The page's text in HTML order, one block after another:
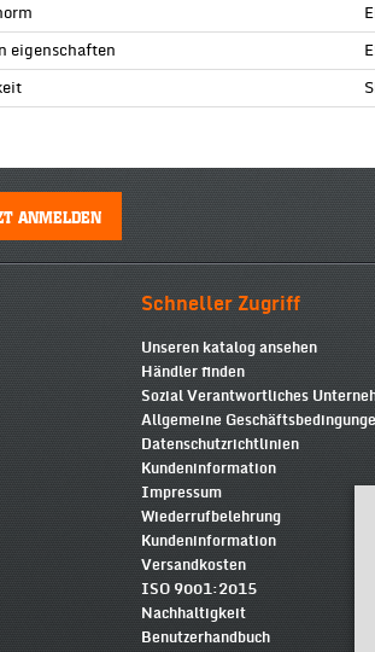
eigenschaften
ANMELDEN
Schneller Zugriff
Unseren katalog ansehen
Händler finden
Sozial Verantwortliches
Allgemeine
Datenschutzrichtlinien
Kundeninformation
Impressum
Wiederrufbelehrung
Kundeninformation
Versandkosten
ISO 9001:2015
Nachhaltigkeit
Benutzerhandbuch